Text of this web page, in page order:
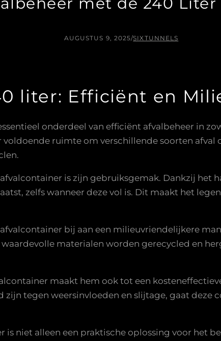
AUGUSTUS 9, 2025/SIXTUNNELS
liter: Efficiënt en
onderdeel van efficiënt afvalbeheer in
ruimte om verschillende soorten afval
is zijn gebruiksgemak. Dankzij het
zelfs wanneer deze vol is. Dit maakt het
bij aan een milieuvriendelijkere
waardevolle materialen worden gerecycled en
maakt hem ook tot een
tegen weersinvloeden en slijtage, gaat deze
is niet alleen een praktische oplossing voor het